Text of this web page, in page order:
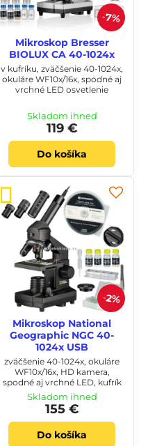
7%
Mikroskop Bresser
BIOLUX CA 40-1024x
v kufríku, zväčšenie 40-1024x,
okuláre WF10x/16x, spodné aj
vrchné LED osvetlenie
Skladom ihneď
119 €
Do košíka
2%
Mikroskop National
Geographic NGC 40-
1024x USB
zväčšenie 40-1024x, okuláre
WF10x/16x, HD kamera,
spodné aj vrchné LED, kufrík
Skladom ihneď
155 €
Do košíka